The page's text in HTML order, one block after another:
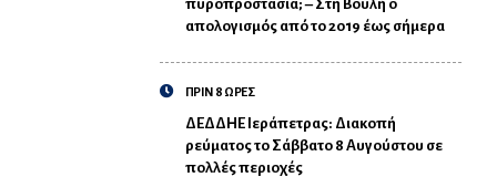
πυροπροστασία; – Στη Βουλή ο
απολογισμός από το 2019 έως σήμερα
ΠΡΙΝ 8 ΩΡΕΣ
ΔΕΔΔΗΕ Ιεράπετρας: Διακοπή
ρεύματος το Σάββατο 8 Αυγούστου σε
πολλές περιοχές